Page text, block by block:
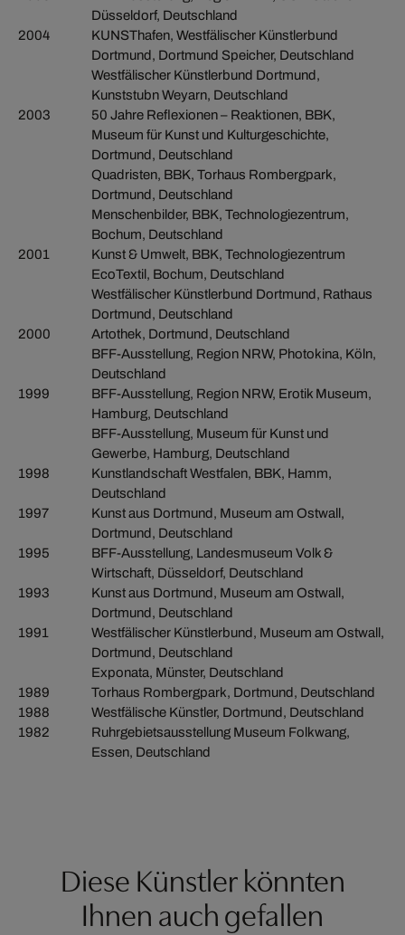
Düsseldorf, Deutschland
2004
KUNSThafen, Westfälischer Künstlerbund
Dortmund, Dortmund Speicher, Deutschland
Westfälischer Künstlerbund Dortmund,
Kunststubn Weyarn, Deutschland
2003
50 Jahre Reflexionen – Reaktionen, BBK,
Museum für Kunst und Kulturgeschichte,
Dortmund, Deutschland
Quadristen, BBK, Torhaus Rombergpark,
Dortmund, Deutschland
Menschenbilder, BBK, Technologiezentrum,
Bochum, Deutschland
2001
Kunst & Umwelt, BBK, Technologiezentrum
EcoTextil, Bochum, Deutschland
Westfälischer Künstlerbund Dortmund, Rathaus
Dortmund, Deutschland
2000
Artothek, Dortmund, Deutschland
BFF-Ausstellung, Region NRW, Photokina, Köln,
Deutschland
1999
BFF-Ausstellung, Region NRW, Erotik Museum,
Hamburg, Deutschland
BFF-Ausstellung, Museum für Kunst und
Gewerbe, Hamburg, Deutschland
1998
Kunstlandschaft Westfalen, BBK, Hamm,
Deutschland
1997
Kunst aus Dortmund, Museum am Ostwall,
Dortmund, Deutschland
1995
BFF-Ausstellung, Landesmuseum Volk &
Wirtschaft, Düsseldorf, Deutschland
1993
Kunst aus Dortmund, Museum am Ostwall,
Dortmund, Deutschland
1991
Westfälischer Künstlerbund, Museum am Ostwall,
Dortmund, Deutschland
Exponata, Münster, Deutschland
1989
Torhaus Rombergpark, Dortmund, Deutschland
1988
Westfälische Künstler, Dortmund, Deutschland
1982
Ruhrgebietsausstellung Museum Folkwang,
Essen, Deutschland
Diese Künstler könnten
Ihnen auch gefallen